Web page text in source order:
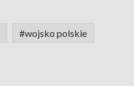
#wojsko polskie